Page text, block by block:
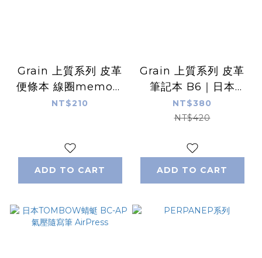
Grain 上質系列 皮革
便條本 線圈memo｜
日本Midori
NT$210
ADD TO CART
Grain 上質系列 皮革
筆記本 B6｜日本
Midori
NT$380
NT$420
ADD TO CART